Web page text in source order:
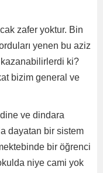
zafer yoktur. Bin
yenen bu aziz
kazanabilirlerdi ki?
bizim general ve
ve dindara
dayatan bir sistem
bir öğrenci
niye cami yok